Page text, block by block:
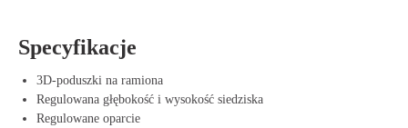
ekologicznego wyboru.
Zalety Herman Miller Mirra Graphite Shadow
Ergonomiczne oparcie – Dopasowuje się do twojego ciała dla
Specyfikacje
3D-poduszki na ramiona
Regulowana głębokość i wysokość siedziska
Regulowane oparcie